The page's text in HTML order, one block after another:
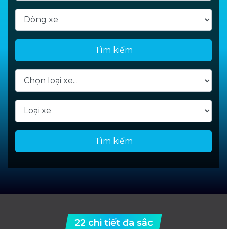
Tìm kiếm
Tìm kiếm
22 chi tiết đa sắc